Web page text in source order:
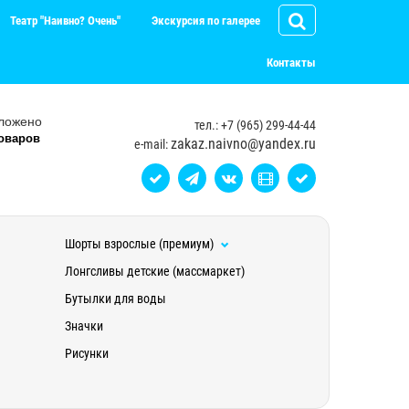
Театр "Наивно? Очень" Экскурсия по галерее
Контакты
тел.: +7 (965) 299-44-44
e-mail:zakaz.naivno@yandex.ru
Шорты взрослые (премиум)
Лонгсливы детские (массмаркет)
Бутылки для воды
Значки
Рисунки